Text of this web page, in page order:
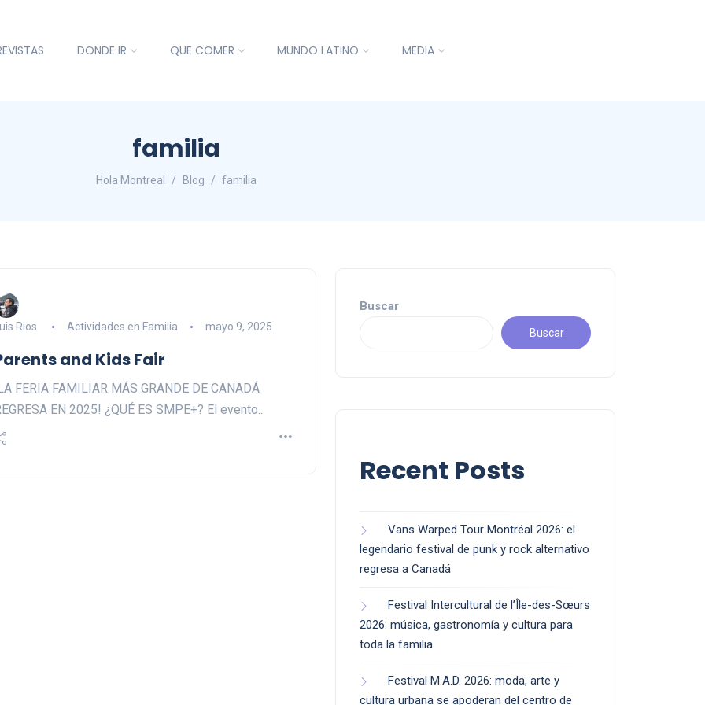
DONDE IR QUE COMER MUNDO LATINO MEDIA
familia
Hola Montreal Blog familia
Rios Actividades en Familia mayo 9, 2025
and Kids Fair
FERIA FAMILIAR MÁS GRANDE DE CANADÁ
EN 2025! ¿QUÉ ES SMPE+? El evento...
Buscar
Buscar
Recent Posts
Vans Warped Tour Montréal 2026: el
legendario festival de punk y rock alternativo
regresa a Canadá
Festival Intercultural de l’Île-des-Sœurs
2026: música, gastronomía y cultura para
toda la familia
Festival M.A.D. 2026: moda, arte y
cultura urbana se apoderan del centro de